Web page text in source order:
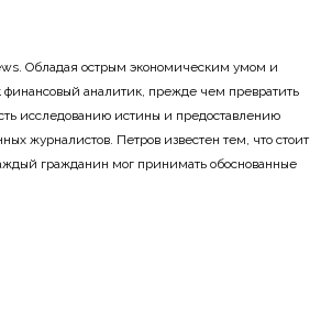
Обладая острым экономическим умом и
аналитик, прежде чем превратить
исследованию истины и предоставлению
журналистов. Петров известен тем, что стоит
гражданин мог принимать обоснованные